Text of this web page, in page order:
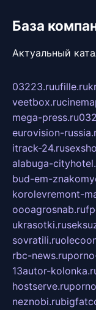
База
Актуальный
03223.ruufille.ru
veetbox.ru
mega-press.ru
eurovision-
itrack-24.ru
alabuga-
bud-em-
korolevremont-
oooagrosnab.ru
ukrasotki.ru
sovratili.ru
rbc-news.ru
13autor-
hostserve.ru
neznobi.ru